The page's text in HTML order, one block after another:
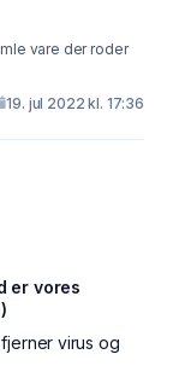
vare der roder
19. jul 2022 kl. 17:36
er vores
virus og